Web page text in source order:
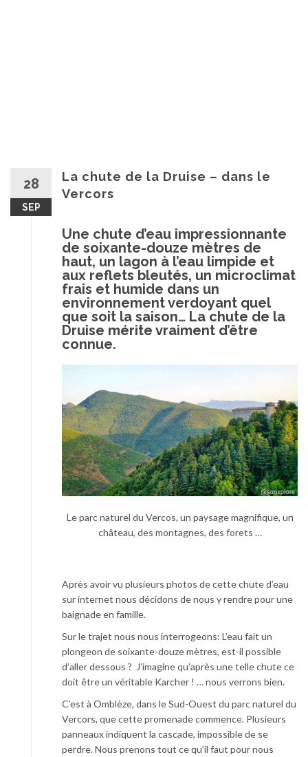
28
SEP
La chute de la Druise – dans le
Vercors
Une chute d’eau impressionnante
de soixante-douze mètres de
haut, un lagon à l’eau limpide et
aux reflets bleutés, un microclimat
frais et humide dans un
environnement verdoyant quel
que soit la saison… La chute de la
Druise mérite vraiment d’être
connue.
Le parc naturel du Vercos, un paysage magnifique, un
château, des montagnes, des forets …
Après avoir vu plusieurs photos de cette chute d’eau
sur internet nous décidons de nous y rendre pour une
baignade en famille.
Sur le trajet nous nous interrogeons: L’eau fait un
plongeon de soixante-douze mètres, est-il possible
d’aller dessous ? J’imagine qu’après une telle chute ce
doit être un véritable Karcher ! … nous verrons bien.
C’est à Omblèze, dans le Sud-Ouest du parc naturel du
Vercors, que cette promenade commence. Plusieurs
panneaux indiquent la cascade, impossible de se
perdre. Nous prenons tout ce qu’il faut pour nous